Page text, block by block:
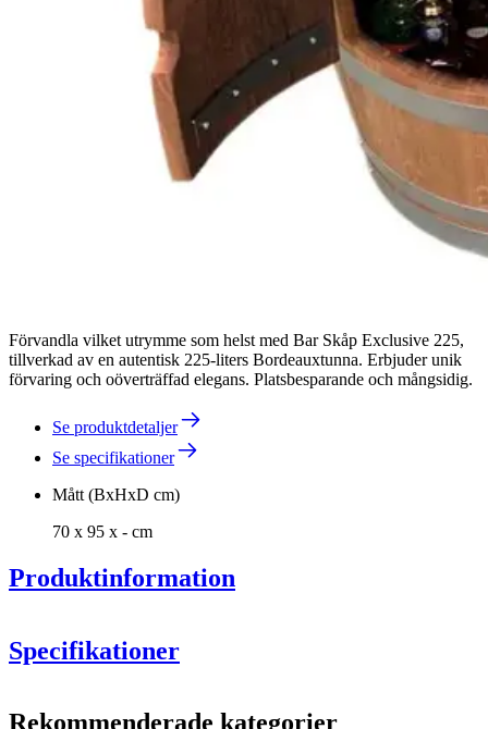
Förvandla vilket utrymme som helst med Bar Skåp Exclusive 225,
tillverkad av en autentisk 225-liters Bordeauxtunna. Erbjuder unik
förvaring och oöverträffad elegans. Platsbesparande och mångsidig.
Se produktdetaljer
Se specifikationer
Mått (BxHxD cm)
70 x 95 x - cm
Produktinformation
Specifikationer
Rekommenderade kategorier